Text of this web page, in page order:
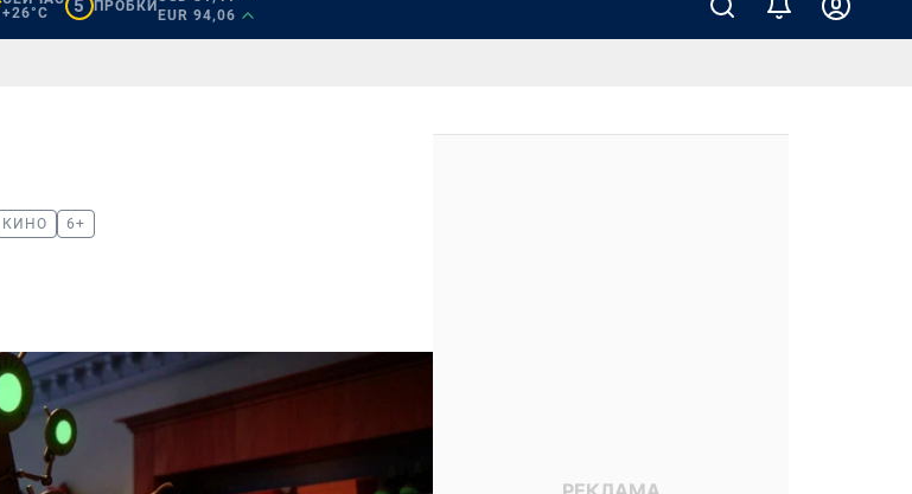
+26°C
5 ПРОБКИ
EUR 94,06
КИНО 6+